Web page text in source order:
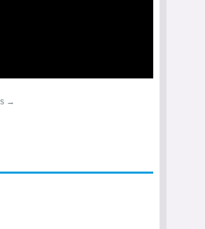
→